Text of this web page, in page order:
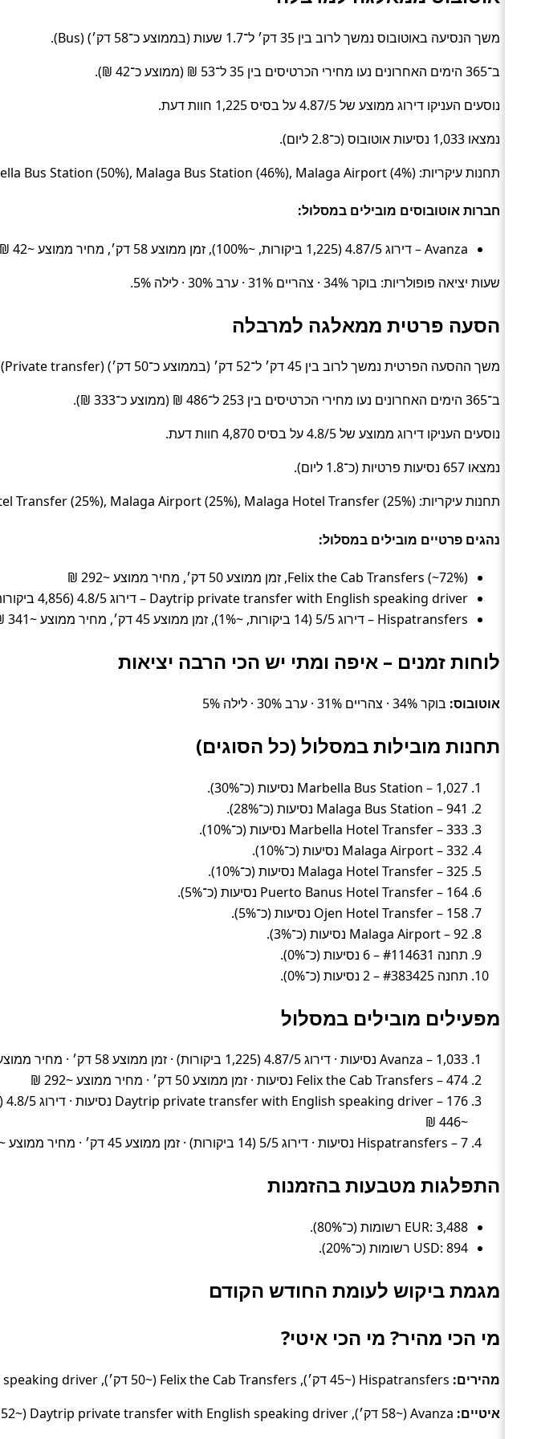
משך הנסיעה באוטובוס נמשך לרוב בין 35 דק׳ ל־1.7 שעות (בממוצע כ־58 דק׳) (Bus).
ב־365 הימים האחרונים נעו מחירי הכרטיסים בין 35 ל־53 ₪ (ממוצע כ־42 ₪).
נוסעים העניקו דירוג ממוצע של 4.87/5 על בסיס 1,225 חוות דעת.
נמצאו 1,033 נסיעות אוטובוס (כ־2.8 ליום).
תחנות עיקריות: Marbella Bus Station (50%), Malaga Bus Station (46%), Malaga Airport (4%).
חברות אוטובוסים מובילים במסלול:
Avanza – דירוג 4.87/5 (1,225 ביקורות, ~100%), זמן ממוצע 58 דק׳, מחיר ממוצע ~42 ₪
שעות יציאה פופולריות: בוקר 34% · צהריים 31% · ערב 30% · לילה 5%.
הסעה פרטית ממאלגה למרבלה
משך ההסעה הפרטית נמשך לרוב בין 45 דק׳ ל־52 דק׳ (בממוצע כ־50 דק׳) (Private transfer).
ב־365 הימים האחרונים נעו מחירי הכרטיסים בין 253 ל־486 ₪ (ממוצע כ־333 ₪).
נוסעים העניקו דירוג ממוצע של 4.8/5 על בסיס 4,870 חוות דעת.
נמצאו 657 נסיעות פרטיות (כ־1.8 ליום).
תחנות עיקריות: Marbella Hotel Transfer (25%), Malaga Airport (25%), Malaga Hotel Transfer (25%).
נהגים פרטיים מובילים במסלול:
Felix the Cab Transfers (~72%), זמן ממוצע 50 דק׳, מחיר ממוצע ~292 ₪
Daytrip private transfer with English speaking driver – דירוג 4.8/5 (4,856 ביקורות, ~27%), זמן ממוצע 52 דק׳, מחיר ממוצע ~446 ₪
Hispatransfers – דירוג 5/5 (14 ביקורות, ~1%), זמן ממוצע 45 דק׳, מחיר ממוצע ~341 ₪
לוחות זמנים – איפה ומתי יש הכי הרבה יציאות
אוטובוס: בוקר 34% · צהריים 31% · ערב 30% · לילה 5%
תחנות מובילות במסלול (כל הסוגים)
Marbella Bus Station – 1,027 נסיעות (כ־30%).
Malaga Bus Station – 941 נסיעות (כ־28%).
Marbella Hotel Transfer – 333 נסיעות (כ־10%).
Malaga Airport – 332 נסיעות (כ־10%).
Malaga Hotel Transfer – 325 נסיעות (כ־10%).
Puerto Banus Hotel Transfer – 164 נסיעות (כ־5%).
Ojen Hotel Transfer – 158 נסיעות (כ־5%).
Malaga Airport – 92 נסיעות (כ־3%).
תחנה #114631 – 6 נסיעות (כ־0%).
תחנה #383425 – 2 נסיעות (כ־0%).
מפעילים מובילים במסלול
Avanza – 1,033 נסיעות · דירוג 4.87/5 (1,225 ביקורות) · זמן ממוצע 58 דק׳ · מחיר ממוצע ~42 ₪
Felix the Cab Transfers – 474 נסיעות · זמן ממוצע 50 דק׳ · מחיר ממוצע ~292 ₪
~446 ₪
Hispatransfers – 7 נסיעות · דירוג 5/5 (14 ביקורות) · זמן ממוצע 45 דק׳ · מחיר ממוצע ~341 ₪
התפלגות מטבעות בהזמנות
EUR: 3,488 רשומות (כ־80%).
USD: 894 רשומות (כ־20%).
מגמת ביקוש לעומת החודש הקודם
מי הכי מהיר? מי הכי איטי?
מהירים:
איטיים: